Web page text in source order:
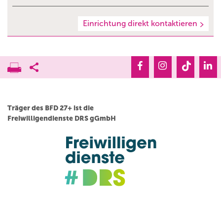
Einrichtung direkt kontaktieren
Träger des BFD 27+ ist die
Freiwilligendienste DRS gGmbH